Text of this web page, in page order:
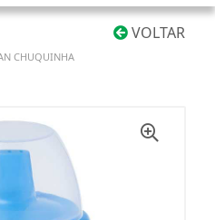
VOLTAR
CHUQUINHA